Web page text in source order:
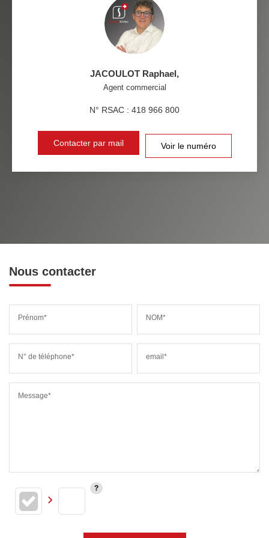
JACOULOT Raphael,
Agent commercial
N° RSAC : 418 966 800
Contacter par mail Voir le numéro
Nous contacter
Prénom* NOM*
N° de téléphone* email*
Message*